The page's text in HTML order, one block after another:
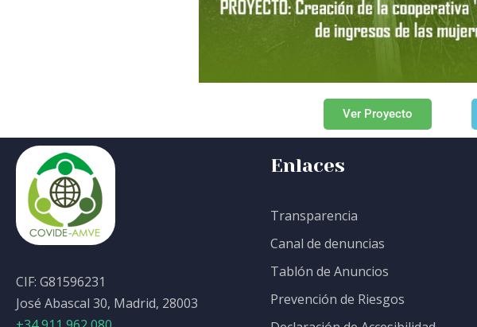
Ver Proyecto
CIF: G81596231
José Abascal 30, Madrid, 28003
Enlaces
Transparencia
Canal de denuncias
Tablón de Anuncios
Prevención de Riesgos